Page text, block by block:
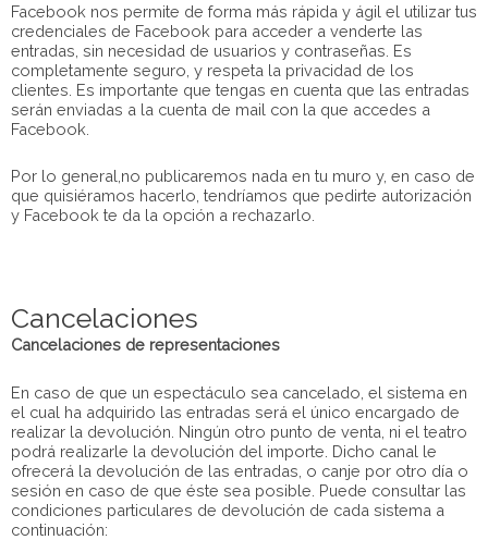
Facebook nos permite de forma más rápida y ágil el utilizar tus
credenciales de Facebook para acceder a venderte las
entradas, sin necesidad de usuarios y contraseñas. Es
completamente seguro, y respeta la privacidad de los
clientes. Es importante que tengas en cuenta que las entradas
serán enviadas a la cuenta de mail con la que accedes a
Facebook.
Por lo general,no publicaremos nada en tu muro y, en caso de
que quisiéramos hacerlo, tendríamos que pedirte autorización
y Facebook te da la opción a rechazarlo.
Cancelaciones
Cancelaciones de representaciones
En caso de que un espectáculo sea cancelado, el sistema en
el cual ha adquirido las entradas será el único encargado de
realizar la devolución. Ningún otro punto de venta, ni el teatro
podrá realizarle la devolución del importe. Dicho canal le
ofrecerá la devolución de las entradas, o canje por otro día o
sesión en caso de que éste sea posible. Puede consultar las
condiciones particulares de devolución de cada sistema a
continuación: